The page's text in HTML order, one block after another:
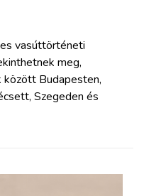
vasúttörténeti
meg,
Budapesten,
Szegeden és